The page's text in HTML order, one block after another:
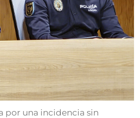
por una incidencia sin